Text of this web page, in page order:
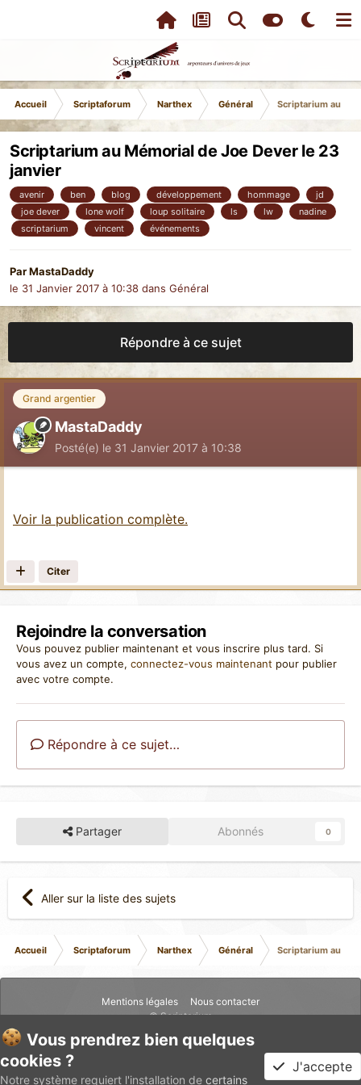
Accueil Scriptaforum Narthex Général Scriptarium au
Scriptarium au Mémorial de Joe Dever le 23
janvier
avenir ben blog développement hommage
jd
joe dever
lone wolf loup solitaire ls lw
nadine
scriptarium
vincent événements
ParMastaDaddy
le 31 Janvier 2017 à 10:38 dans Général
Répondre à ce sujet
Grand argentier
MastaDaddy
Posté(e) le 31 Janvier 2017 à 10:38
Voir la publication complète.
Citer
Rejoindre la conversation
Vous pouvez publier maintenant et vous inscrire plus tard. Si
vous avez un compte, connectez-vous maintenant pour publier
avec votre compte.
Répondre à ce sujet…
Partager Abonnés 0
Aller sur la liste des sujets
Accueil Scriptaforum Narthex Général Scriptarium au
Mentions légales
Nous contacter
© Scriptarium
Vous prendrez bien quelques
cookies ?
Notre système requiert l'installation de certains
J'accepte